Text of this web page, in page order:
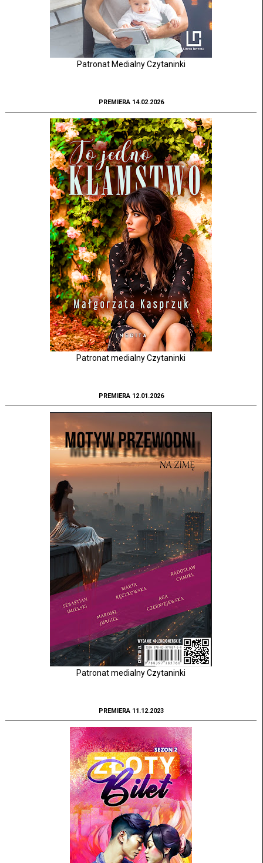
Patronat Medialny Czytaninki
PREMIERA 14.02.2026
Patronat medialny Czytaninki
PREMIERA 12.01.2026
Patronat medialny Czytaninki
PREMIERA 11.12.2023